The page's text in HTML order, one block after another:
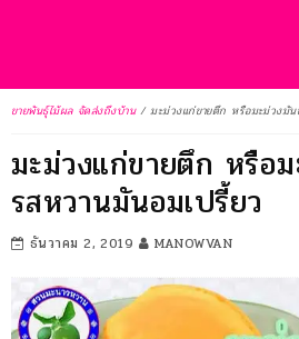
ขายพันธุ์ไม้ผล จัดส่งถึงบ้าน/มะม่วงแก่ขายตึก หรือมะม่วงมั
มะม่วงแก่ขายตึก หรือ
รสหวานมันอมเปรี้ยว
ธันวาคม 2, 2019 MANOWVAN